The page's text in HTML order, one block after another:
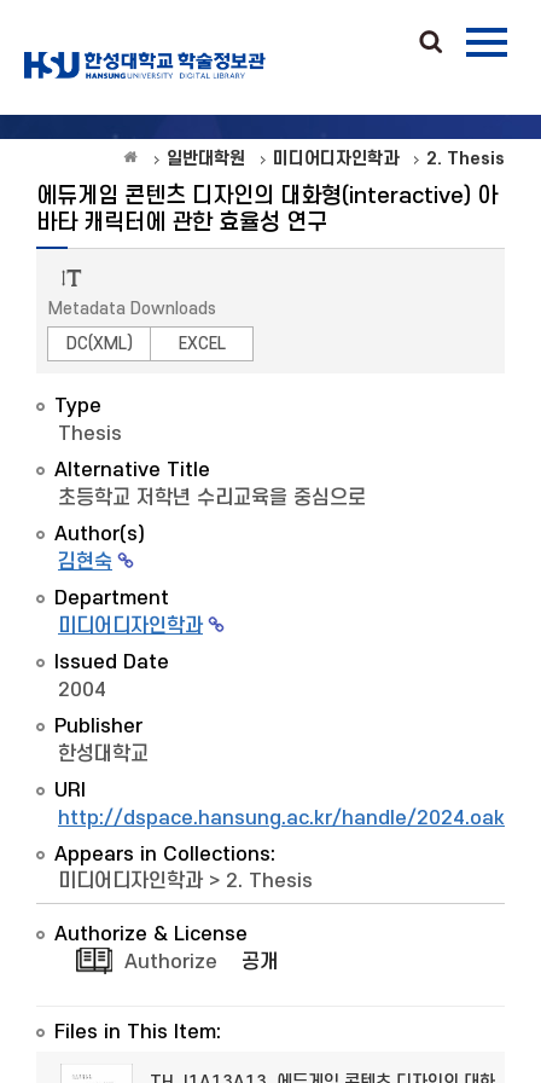
일반대학원 미디어디자인학과 2. Thesis
에듀게임 콘텐츠 디자인의 대화형(interactive) 아
바타 캐릭터에 관한 효율성 연구
Metadata Downloads
DC(XML)
EXCEL
Type
Thesis
Alternative Title
초등학교 저학년 수리교육을 중심으로
Author(s)
김현숙
Department
미디어디자인학과
Issued Date
2004
Publisher
한성대학교
URI
http://dspace.hansung.ac.kr/handle/2024.oak/
Appears in Collections:
미디어디자인학과 > 2. Thesis
Authorize & License
Authorize
공개
Files in This Item: